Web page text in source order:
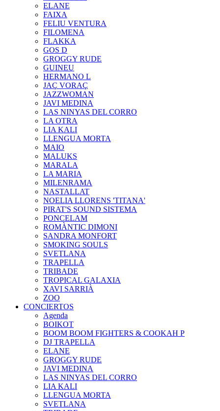
ELANE
FAIXA
FELIU VENTURA
FILOMENA
FLAKKA
GOS D
GROGGY RUDE
GUINEU
HERMANO L
JAÇ VORAÇ
JAZZWOMAN
JAVI MEDINA
LAS NINYAS DEL CORRO
LA OTRA
LIA KALI
LLENGUA MORTA
MAIO
MALUKS
MARALA
LA MARIA
MILENRAMA
NASTALLAT
NOELIA LLORENS 'TITANA'
PIRAT'S SOUND SISTEMA
PONCELAM
ROMÀNTIC DIMONI
SANDRA MONFORT
SMOKING SOULS
SVETLANA
TRAPELLA
TRIBADE
TROPICAL GALAXIA
XAVI SARRIÀ
ZOO
CONCIERTOS
Agenda
BOIKOT
BOOM BOOM FIGHTERS & COOKAH P
DJ TRAPELLA
ELANE
GROGGY RUDE
JAVI MEDINA
LAS NINYAS DEL CORRO
LIA KALI
LLENGUA MORTA
SVETLANA